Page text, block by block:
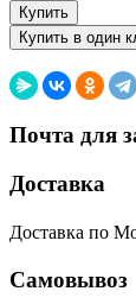
Почта для
Доставка
Доставка по
Самовывоз